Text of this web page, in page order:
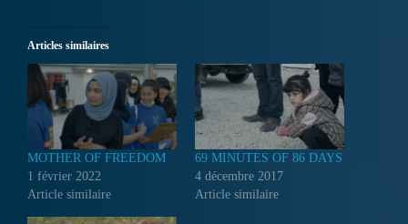
Articles similaires
MOTHER OF FREEDOM
1 février 2022
Article similaire
69 MINUTES OF 86 DAYS
4 décembre 2017
Article similaire